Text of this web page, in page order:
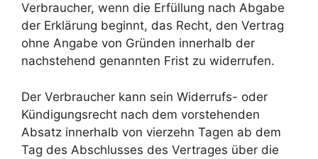
Verbraucher, wenn die Erfüllung nach Abgabe
der Erklärung beginnt, das Recht, den Vertrag
ohne Angabe von Gründen innerhalb der
nachstehend genannten Frist zu widerrufen.
Der Verbraucher kann sein Widerrufs- oder
Kündigungsrecht nach dem vorstehenden
Absatz innerhalb von vierzehn Tagen ab dem
Tag des Abschlusses des Vertrages über die